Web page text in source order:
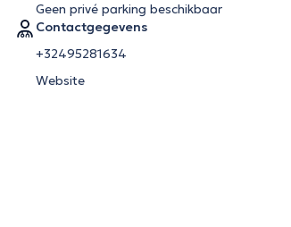
Geen privé parking beschikbaar
Contactgegevens
+32495281634
Website